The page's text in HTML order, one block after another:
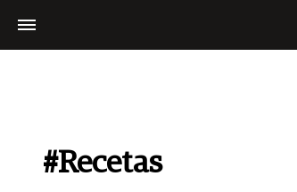
#Recetas